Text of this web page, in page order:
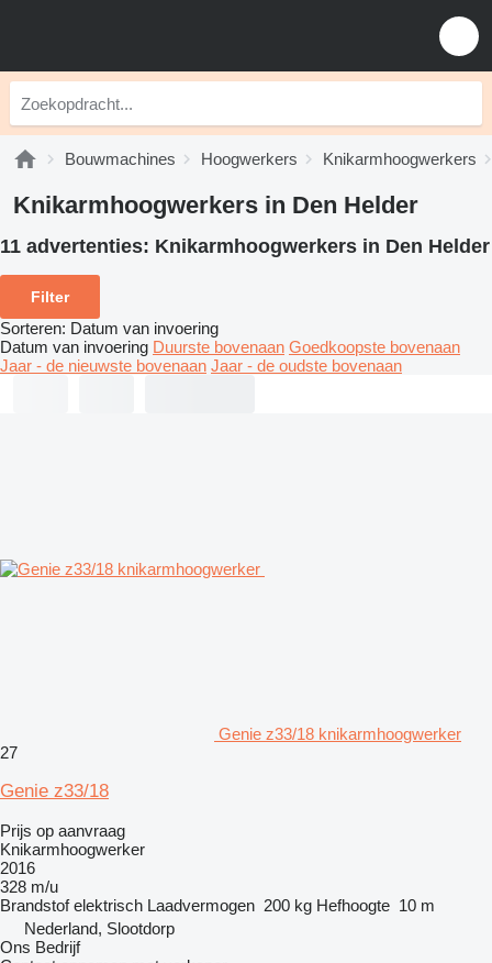
Bouwmachines Hoogwerkers Knikarmhoogwerkers
Knikarmhoogwerkers in Den Helder
11 advertenties: Knikarmhoogwerkers in Den Helder
Filter
Sorteren: Datum van invoering
Datum van invoering Duurste bovenaan Goedkoopste bovenaan
Jaar - de nieuwste bovenaan Jaar - de oudste bovenaan
Genie z33/18 knikarmhoogwerker
27
Genie z33/18
Prijs op aanvraag
Knikarmhoogwerker
2016
328 m/u
Brandstof elektrisch Laadvermogen 200 kg Hefhoogte 10 m
Nederland, Slootdorp
Ons Bedrijf